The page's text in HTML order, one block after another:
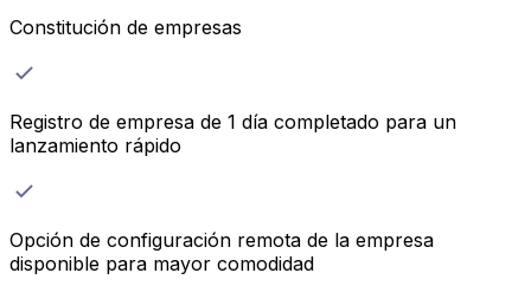
Constitución de empresas
Registro de empresa de 1 día completado para un
lanzamiento rápido
Opción de configuración remota de la empresa
disponible para mayor comodidad